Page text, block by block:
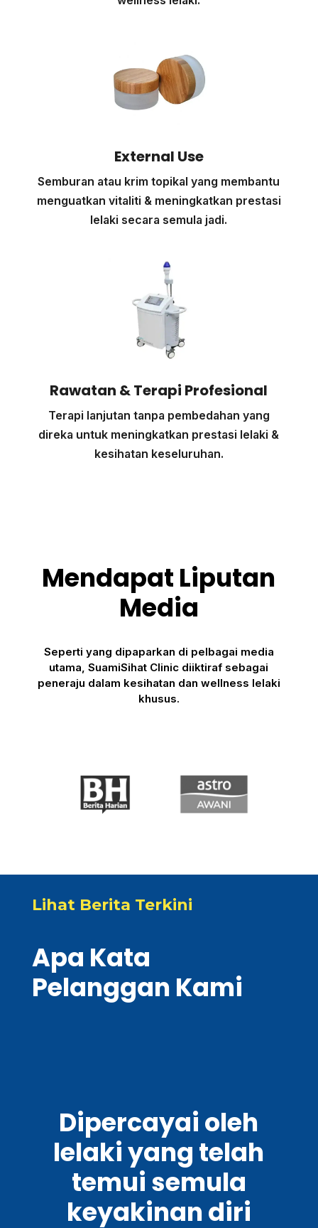
External Use
Semburan atau krim topikal yang membantu
menguatkan vitaliti & meningkatkan prestasi
lelaki secara semula jadi.
Rawatan & Terapi Profesional
Terapi lanjutan tanpa pembedahan yang
direka untuk meningkatkan prestasi lelaki &
kesihatan keseluruhan.
Mendapat Liputan
Media
Seperti yang dipaparkan di pelbagai media
utama, SuamiSihat Clinic diiktiraf sebagai
peneraju dalam kesihatan dan wellness lelaki
khusus.
Lihat Berita Terkini
Apa Kata
Pelanggan Kami
Dipercayai oleh
lelaki yang telah
temui semula
keyakinan diri